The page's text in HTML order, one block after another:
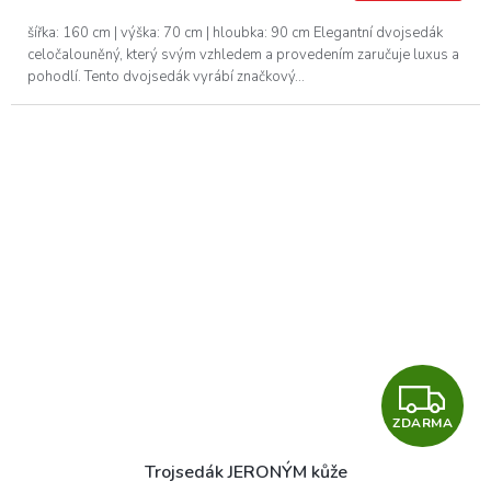
šířka: 160 cm | výška: 70 cm | hloubka: 90 cm Elegantní dvojsedák
celočalouněný, který svým vzhledem a provedením zaručuje luxus a
pohodlí. Tento dvojsedák vyrábí značkový...
Z
D
ZDARMA
Trojsedák JERONÝM kůže